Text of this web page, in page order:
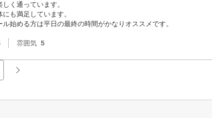
く通っています。
も満足しています。
始める方は平日の最終の時間がかなりオススメです。
雰囲気 5